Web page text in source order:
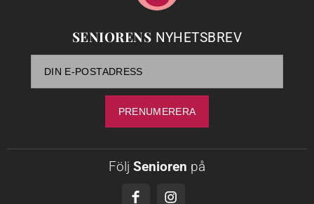
SENIORENS NYHETSBREV
Följ Senioren på